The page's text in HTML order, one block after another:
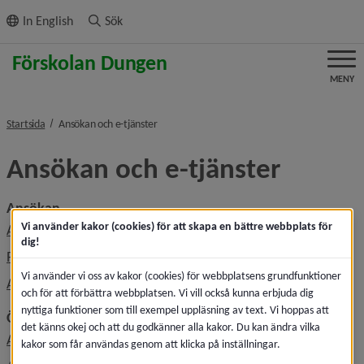
innehållet
In English Sök
MENY
Startsida Ansökan och e-tjänsternivå i brödsmulenavigeringen
Ansökan och e-tjänster
Ansökan
Ansöka om plats
Platserbjudande i förskola
Avsluta plats, säga upp plats
Övrigt
Anmäl frånvaro i förskolan
Vi använder kakor (cookies) för att skapa en bättre webbplats för
dig!
Vi använder vi oss av kakor (cookies) för webbplatsens grundfunktioner
och för att förbättra webbplatsen. Vi vill också kunna erbjuda dig
nyttiga funktioner som till exempel uppläsning av text. Vi hoppas att
det känns okej och att du godkänner alla kakor. Du kan ändra vilka
kakor som får användas genom att klicka på inställningar.